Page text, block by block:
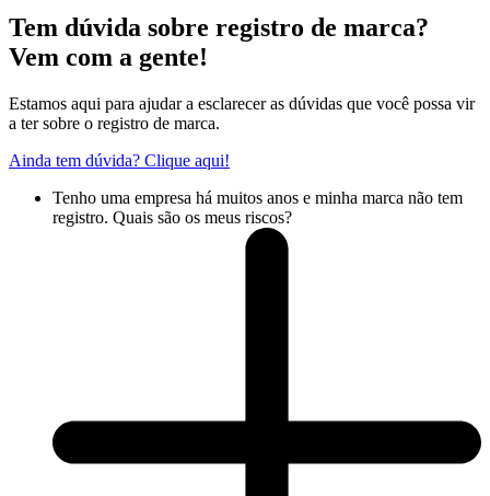
Tem dúvida sobre registro de marca?
Vem com a gente!
Estamos aqui para ajudar a esclarecer as dúvidas que você possa vir
a ter sobre o registro de marca.
Ainda tem dúvida? Clique aqui!
Tenho uma empresa há muitos anos e minha marca não tem
registro. Quais são os meus riscos?